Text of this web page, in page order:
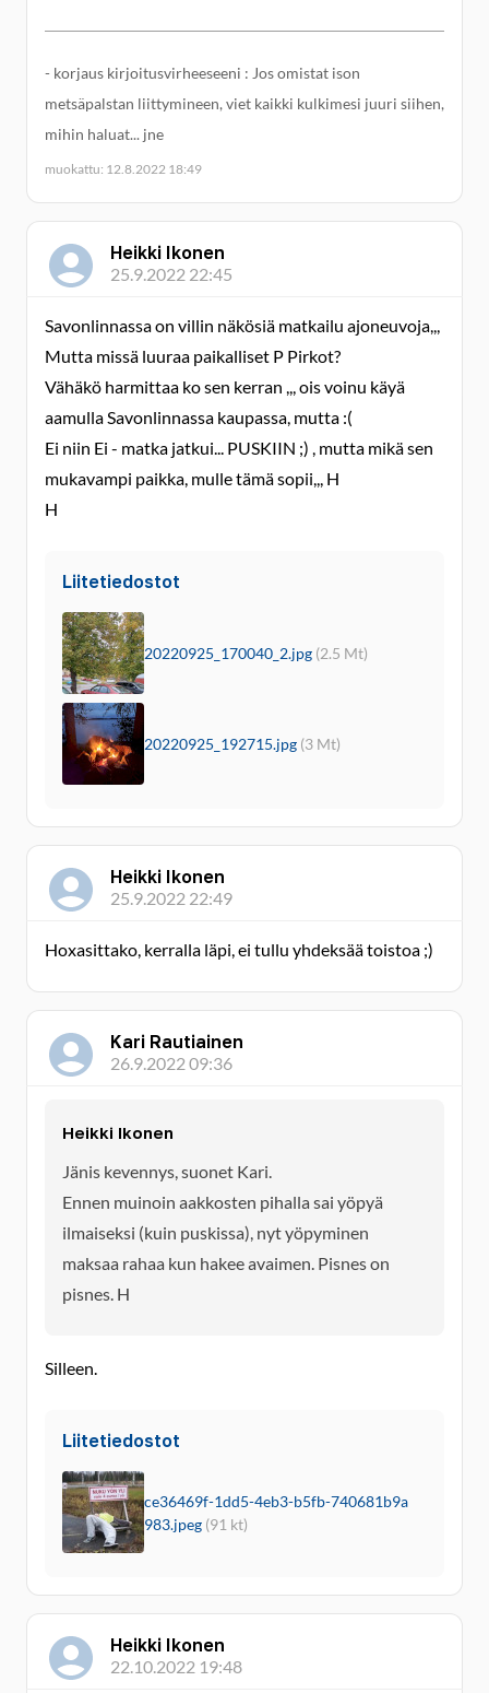
- korjaus kirjoitusvirheeseeni : Jos omistat ison
metsäpalstan liittymineen, viet kaikki kulkimesi juuri siihen,
mihin haluat... jne
muokattu: 12.8.2022 18:49
Heikki Ikonen
25.9.2022 22:45
Savonlinnassa on villin näkösiä matkailu ajoneuvoja,,,
Mutta missä luuraa paikalliset P Pirkot?
Vähäkö harmittaa ko sen kerran ,,, ois voinu käyä
aamulla Savonlinnassa kaupassa, mutta :(
Ei niin Ei - matka jatkui... PUSKIIN ;) , mutta mikä sen
mukavampi paikka, mulle tämä sopii,,, H
H
Liitetiedostot
20220925_170040_2.jpg (2.5 Mt)
20220925_192715.jpg (3 Mt)
Heikki Ikonen
25.9.2022 22:49
Hoxasittako, kerralla läpi, ei tullu yhdeksää toistoa ;)
Kari Rautiainen
26.9.2022 09:36
Heikki Ikonen
Jänis kevennys, suonet Kari.
Ennen muinoin aakkosten pihalla sai yöpyä
ilmaiseksi (kuin puskissa), nyt yöpyminen
maksaa rahaa kun hakee avaimen. Pisnes on
pisnes. H
Silleen.
Liitetiedostot
ce36469f-1dd5-4eb3-b5fb-740681b9a
983.jpeg (91 kt)
Heikki Ikonen
22.10.2022 19:48